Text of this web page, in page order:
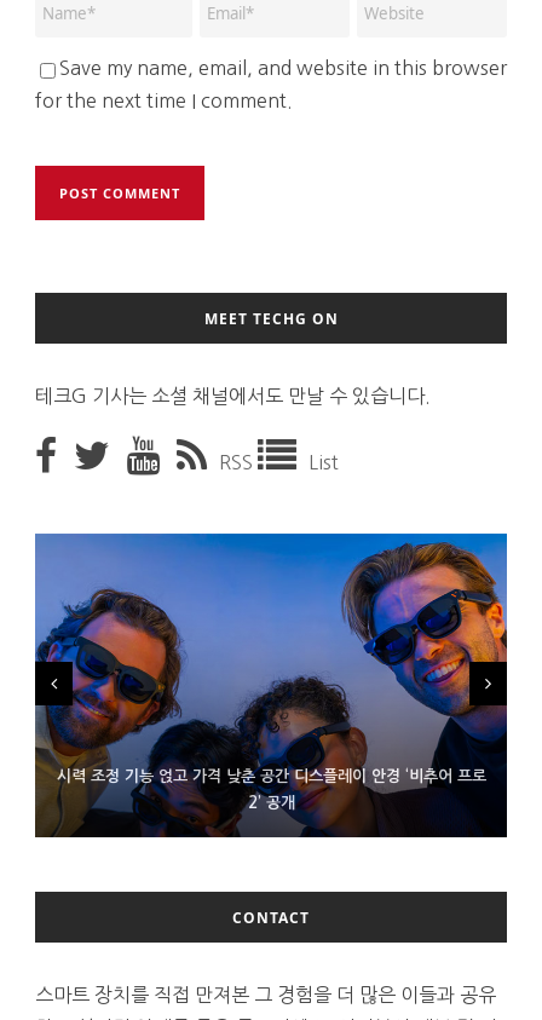
Save my name, email, and website in this browser
for the next time I comment.
MEET TECHG ON
테크G 기사는 소셜 채널에서도 만날 수 있습니다.
RSS List
시력 조정 기능 얹고 가격 낮춘 공간 디스플레이 안경 ‘비추어 프로
2’ 공개
D램 부족에 10억달러어치 아이폰18 프로세서 패키징 대기 중
300~400달러 반지형 스피커 준비하는 오픈AI
CONTACT
스마트 장치를 직접 만져본 그 경험을 더 많은 이들과 공유